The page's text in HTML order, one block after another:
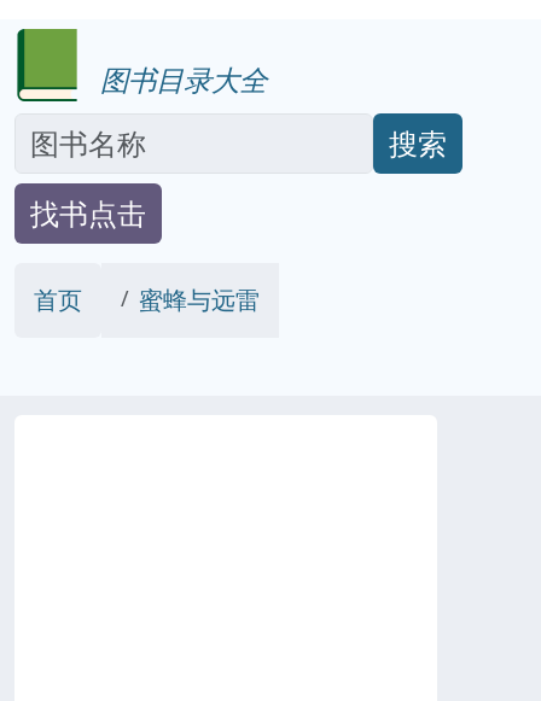
图书目录大全
搜索
找书点击
首页 蜜蜂与远雷